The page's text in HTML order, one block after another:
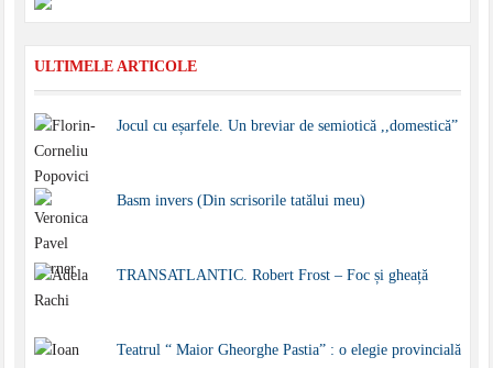
ULTIMELE ARTICOLE
Jocul cu eșarfele. Un breviar de semiotică ,,domestică”
Basm invers (Din scrisorile tatălui meu)
TRANSATLANTIC. Robert Frost – Foc și gheață
Teatrul “ Maior Gheorghe Pastia” : o elegie provincială